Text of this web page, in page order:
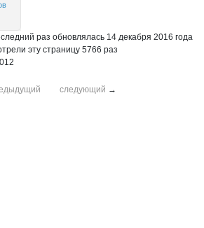
раз обновлялась 14 декабря 2016 года
эту страницу 5766 раз
следующий →